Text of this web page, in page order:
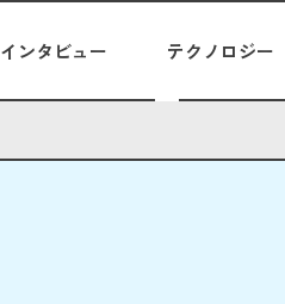
インタビュー テクノロジー